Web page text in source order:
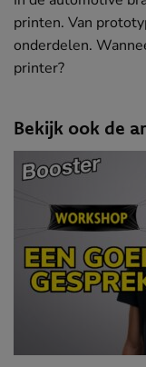
printen. Van
onderdelen.
printer?
Bekijk ook de